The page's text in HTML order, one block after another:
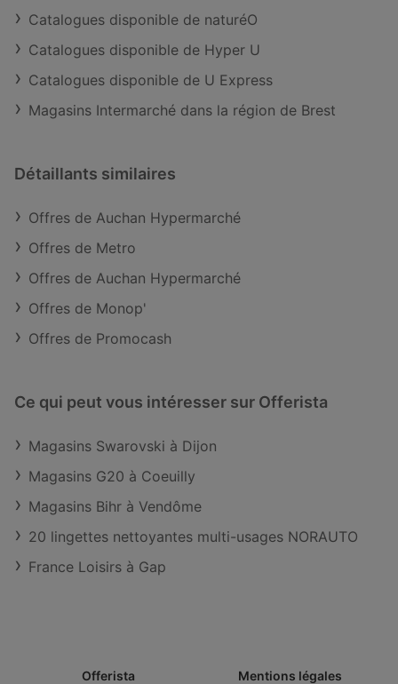
Catalogues disponible de naturéO
Catalogues disponible de Hyper U
Catalogues disponible de U Express
Magasins Intermarché dans la région de Brest
Détaillants similaires
Offres de Auchan Hypermarché
Offres de Metro
Offres de Auchan Hypermarché
Offres de Monop'
Offres de Promocash
Ce qui peut vous intéresser sur Offerista
Magasins Swarovski à Dijon
Magasins G20 à Coeuilly
Magasins Bihr à Vendôme
20 lingettes nettoyantes multi-usages NORAUTO
France Loisirs à Gap
Offerista Mentions légales